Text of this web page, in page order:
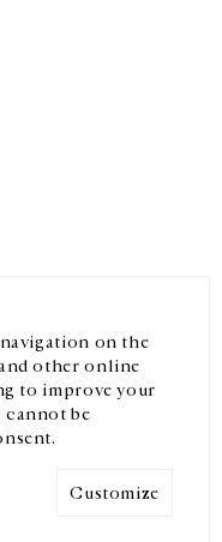
on the
other online
to improve your
cannot be
Customize
Mentions légales